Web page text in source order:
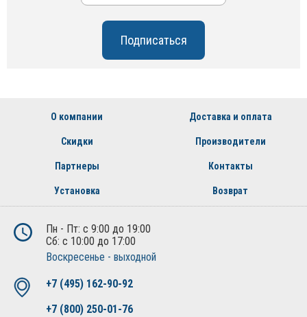
О компании Доставка и оплата
Скидки Производители
Партнеры Контакты
Установка Возврат
Пн - Пт: с 9:00 до 19:00
Сб: с 10:00 до 17:00
Воскресенье - выходной
+7 (495) 162-90-92
+7 (800) 250-01-76